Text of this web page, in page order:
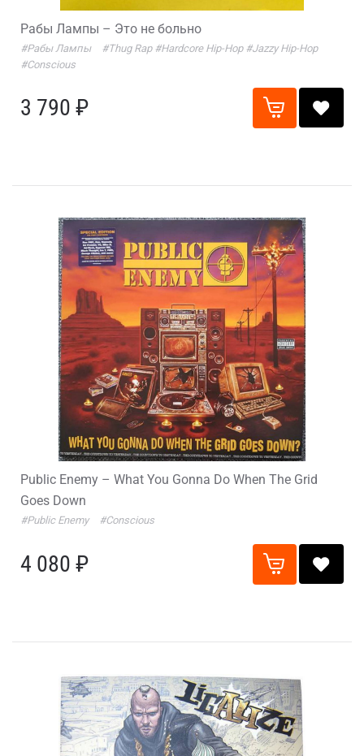
Рабы Лампы – Это не больно
#Рабы Лампы #Thug Rap #Hardcore Hip-Hop #Jazzy Hip-Hop
#Conscious
3 790 ₽
Public Enemy – What You Gonna Do When The Grid
Goes Down
#Public Enemy #Conscious
4 080 ₽